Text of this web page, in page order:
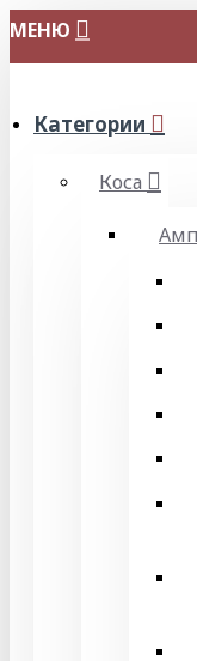
МЕНЮ
Категории
Коса